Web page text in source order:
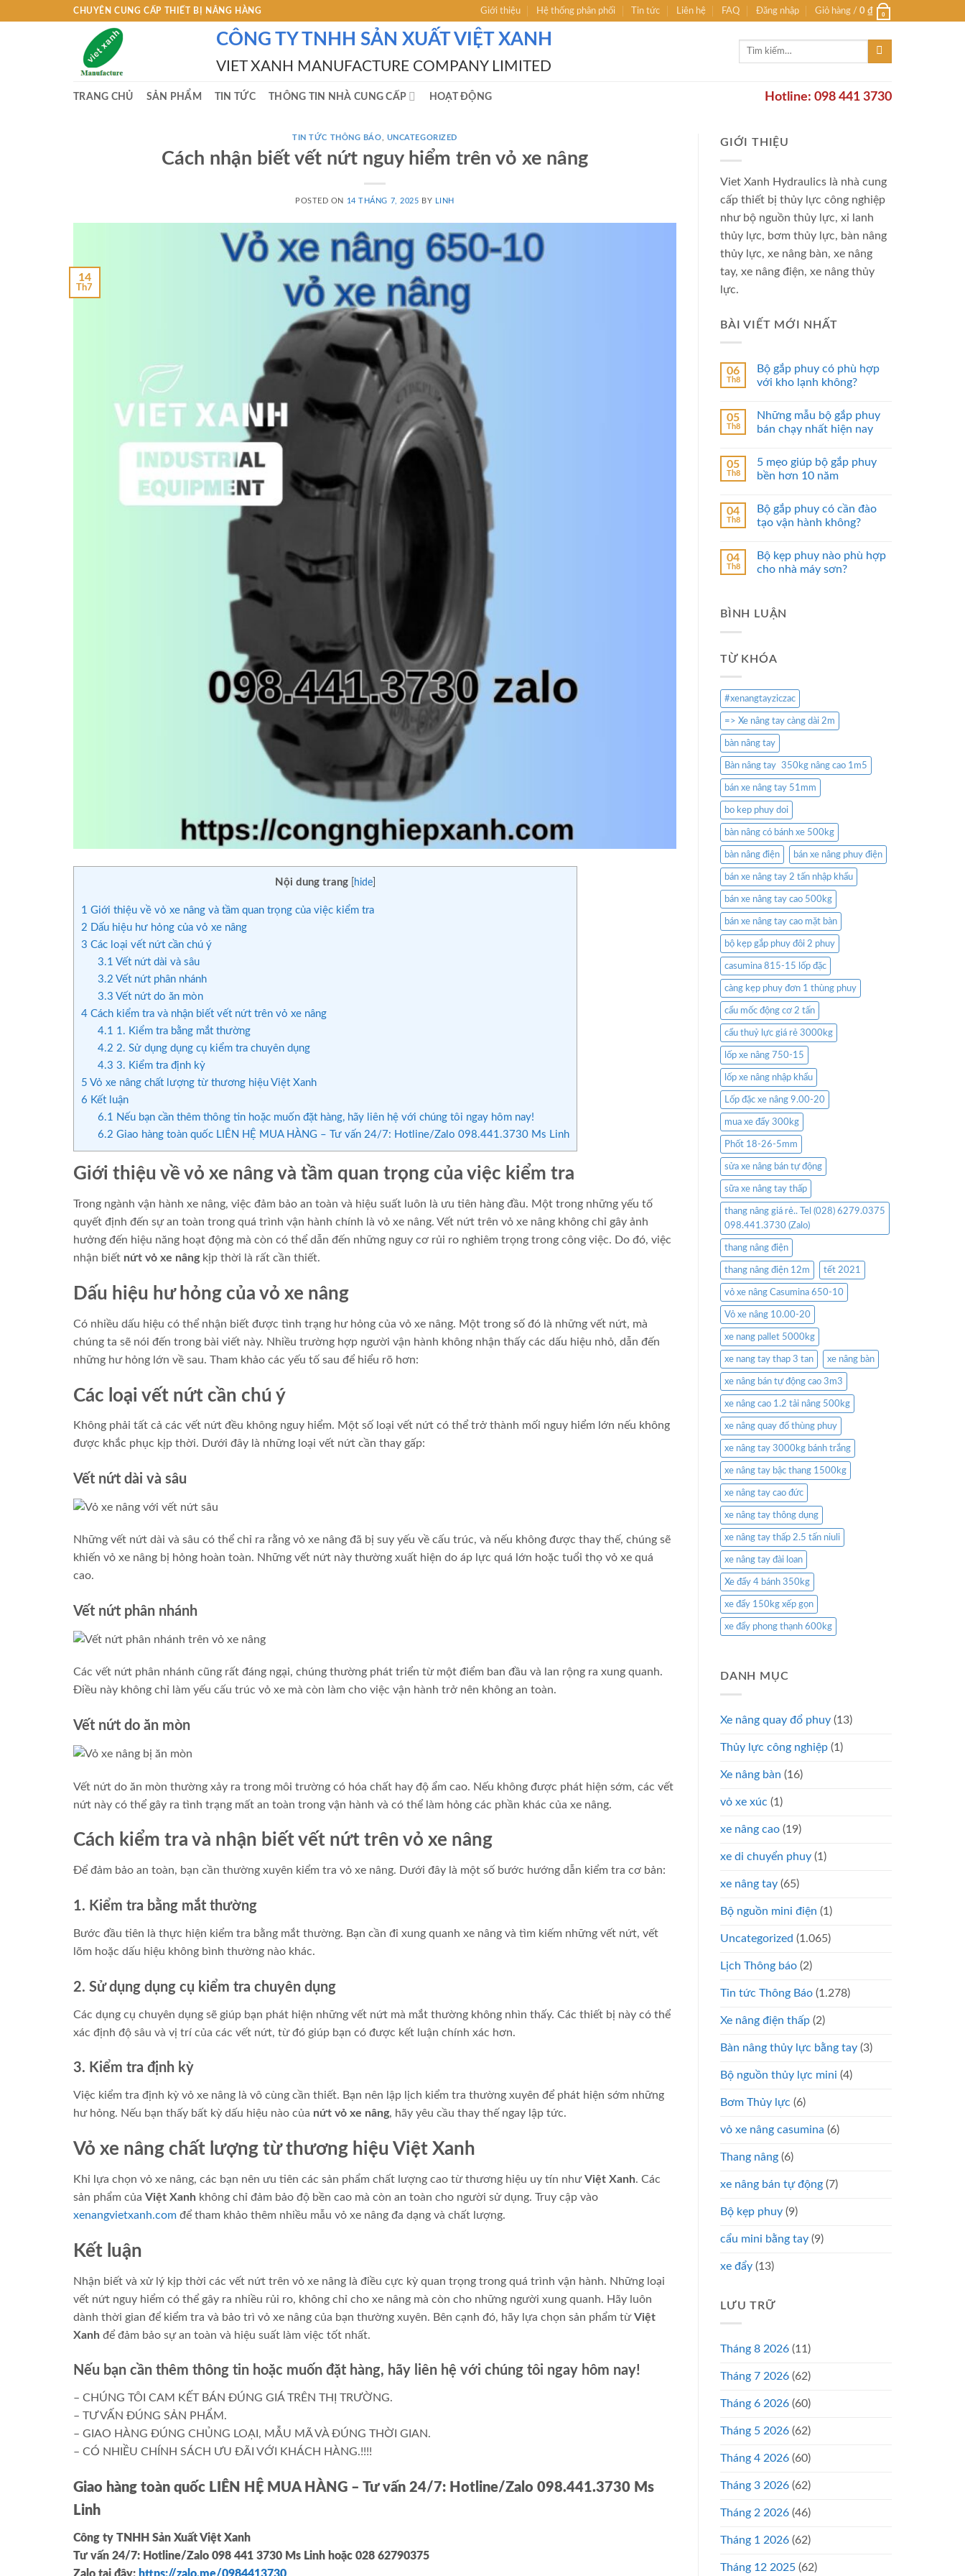
CHUYÊN CUNG CẤP THIẾT BỊ NÂNG HÀNG Giới thiệu Hệ thống phân phối Tin tức Liên hệ FAQ Đăng nhập Giỏ hàng / 0 ₫ 0
CÔNG TY TNHH SẢN XUẤT VIỆT XANH
VIET XANH MANUFACTURE COMPANY LIMITED
Tìm
TRANG CHỦ SẢN PHẨM TIN TỨC THÔNG TIN NHÀ CUNG CẤP HOẠT ĐỘNG Hotline: 098 441 3730
TIN TỨC THÔNG BÁO UNCATEGORIZED
Cách nhận biết vết nứt nguy hiểm trên vỏ xe nâng
POSTED ON 14 THÁNG 7, 2025 BY LINH
14
Th7
Nội dung trang hide
1 Giới thiệu về vỏ xe nâng và tầm quan trọng của việc kiểm tra
2 Dấu hiệu hư hỏng của vỏ xe nâng
3 Các loại vết nứt cần chú ý
3.1 Vết nứt dài và sâu
3.2 Vết nứt phân nhánh
3.3 Vết nứt do ăn mòn
4 Cách kiểm tra và nhận biết vết nứt trên vỏ xe nâng
4.1 1. Kiểm tra bằng mắt thường
4.2 2. Sử dụng dụng cụ kiểm tra chuyên dụng
4.3 3. Kiểm tra định kỳ
5 Vỏ xe nâng chất lượng từ thương hiệu Việt Xanh
6 Kết luận
6.1 Nếu bạn cần thêm thông tin hoặc muốn đặt hàng, hãy liên hệ với chúng tôi ngay hôm nay!
6.2 Giao hàng toàn quốc LIÊN HỆ MUA HÀNG – Tư vấn 24/7: Hotline/Zalo 098.441.3730 Ms Linh
Giới thiệu về vỏ xe nâng và tầm quan trọng của việc kiểm tra
Trong ngành vận hành xe nâng, việc đảm bảo an toàn và hiệu suất luôn là ưu tiên hàng đầu. Một trong những yếu tố
quyết định đến sự an toàn trong quá trình vận hành chính là vỏ xe nâng. Vết nứt trên vỏ xe nâng không chỉ gây ảnh
hưởng đến hiệu năng hoạt động mà còn có thể dẫn đến những nguy cơ rủi ro nghiêm trọng trong công việc. Do đó, việc
nhận biết nứt vỏ xe nângkịp thời là rất cần thiết.
Dấu hiệu hư hỏng của vỏ xe nâng
Có nhiều dấu hiệu có thể nhận biết được tình trạng hư hỏng của vỏ xe nâng. Một trong số đó là những vết nứt, mà
chúng ta sẽ nói đến trong bài viết này. Nhiều trường hợp người vận hành không nhận thấy các dấu hiệu nhỏ, dẫn đến
những hư hỏng lớn về sau. Tham khảo các yếu tố sau để hiểu rõ hơn:
Các loại vết nứt cần chú ý
Không phải tất cả các vết nứt đều không nguy hiểm. Một số loại vết nứt có thể trở thành mối nguy hiểm lớn nếu không
được khắc phục kịp thời. Dưới đây là những loại vết nứt cần thay gấp:
Vết nứt dài và sâu
Những vết nứt dài và sâu có thể chỉ ra rằng vỏ xe nâng đã bị suy yếu về cấu trúc, và nếu không được thay thế, chúng sẽ
khiến vỏ xe nâng bị hỏng hoàn toàn. Những vết nứt này thường xuất hiện do áp lực quá lớn hoặc tuổi thọ vỏ xe quá
cao.
Vết nứt phân nhánh
Các vết nứt phân nhánh cũng rất đáng ngại, chúng thường phát triển từ một điểm ban đầu và lan rộng ra xung quanh.
Điều này không chỉ làm yếu cấu trúc vỏ xe mà còn làm cho việc vận hành trở nên không an toàn.
Vết nứt do ăn mòn
Vết nứt do ăn mòn thường xảy ra trong môi trường có hóa chất hay độ ẩm cao. Nếu không được phát hiện sớm, các vết
nứt này có thể gây ra tình trạng mất an toàn trong vận hành và có thể làm hỏng các phần khác của xe nâng.
Cách kiểm tra và nhận biết vết nứt trên vỏ xe nâng
Để đảm bảo an toàn, bạn cần thường xuyên kiểm tra vỏ xe nâng. Dưới đây là một số bước hướng dẫn kiểm tra cơ bản:
1. Kiểm tra bằng mắt thường
Bước đầu tiên là thực hiện kiểm tra bằng mắt thường. Bạn cần đi xung quanh xe nâng và tìm kiếm những vết nứt, vết
lõm hoặc dấu hiệu không bình thường nào khác.
2. Sử dụng dụng cụ kiểm tra chuyên dụng
Các dụng cụ chuyên dụng sẽ giúp bạn phát hiện những vết nứt mà mắt thường không nhìn thấy. Các thiết bị này có thể
xác định độ sâu và vị trí của các vết nứt, từ đó giúp bạn có được kết luận chính xác hơn.
3. Kiểm tra định kỳ
Việc kiểm tra định kỳ vỏ xe nâng là vô cùng cần thiết. Bạn nên lập lịch kiểm tra thường xuyên để phát hiện sớm những
hư hỏng. Nếu bạn thấy bất kỳ dấu hiệu nào của nứt vỏ xe nâng, hãy yêu cầu thay thế ngay lập tức.
Vỏ xe nâng chất lượng từ thương hiệu Việt Xanh
Khi lựa chọn vỏ xe nâng, các bạn nên ưu tiên các sản phẩm chất lượng cao từ thương hiệu uy tín nhưViệt Xanh. Các
sản phẩm của Việt Xanh không chỉ đảm bảo độ bền cao mà còn an toàn cho người sử dụng. Truy cập vào
xenangvietxanh.com để tham khảo thêm nhiều mẫu vỏ xe nâng đa dạng và chất lượng.
Kết luận
Nhận biết và xử lý kịp thời các vết nứt trên vỏ xe nâng là điều cực kỳ quan trọng trong quá trình vận hành. Những loại
vết nứt nguy hiểm có thể gây ra nhiều rủi ro, không chỉ cho xe nâng mà còn cho những người xung quanh. Hãy luôn
dành thời gian để kiểm tra và bảo trì vỏ xe nâng của bạn thường xuyên. Bên cạnh đó, hãy lựa chọn sản phẩm từViệt
Xanh để đảm bảo sự an toàn và hiệu suất làm việc tốt nhất.
Nếu bạn cần thêm thông tin hoặc muốn đặt hàng, hãy liên hệ với chúng tôi ngay hôm nay!
– CHÚNG TÔI CAM KẾT BÁN ĐÚNG GIÁ TRÊN THỊ TRƯỜNG.
– TƯ VẤN ĐÚNG SẢN PHẨM.
– GIAO HÀNG ĐÚNG CHỦNG LOẠI, MẪU MÃ VÀ ĐÚNG THỜI GIAN.
– CÓ NHIỀU CHÍNH SÁCH ƯU ĐÃI VỚI KHÁCH HÀNG.!!!!
Giao hàng toàn quốc LIÊN HỆ MUA HÀNG – Tư vấn 24/7: Hotline/Zalo 098.441.3730 Ms
Linh
Công ty TNHH Sản Xuất Việt Xanh
Tư vấn 24/7: Hotline/Zalo 098 441 3730 Ms Linh hoặc 028 62790375
GIỚI THIỆU
Viet Xanh Hydraulics là nhà cung
cấp thiết bị thủy lực công nghiệp
như bộ nguồn thủy lực, xi lanh
thủy lực, bơm thủy lực, bàn nâng
thủy lực, xe nâng bàn, xe nâng
tay, xe nâng điện, xe nâng thủy
lực.
BÀI VIẾT MỚI NHẤT
06
Th8
Bộ gắp phuy có phù hợp
với kho lạnh không?
05
Th8
Những mẫu bộ gắp phuy
bán chạy nhất hiện nay
05
Th8
5 mẹo giúp bộ gắp phuy
bền hơn 10 năm
04
Th8
Bộ gắp phuy có cần đào
tạo vận hành không?
04
Th8
Bộ kẹp phuy nào phù hợp
cho nhà máy sơn?
BÌNH LUẬN
TỪ KHÓA
#xenangtayziczac
=> Xe nâng tay càng dài 2m
bàn nâng tay
Bàn nâng tay 350kg nâng cao 1m5
bán xe nâng tay 51mm
bo kep phuy doi
bàn nâng có bánh xe 500kg
bàn nâng điện bán xe nâng phuy điện
bán xe nâng tay 2 tấn nhập khẩu
bán xe nâng tay cao 500kg
bán xe nâng tay cao mặt bàn
bộ kẹp gắp phuy đôi 2 phuy
casumina 815-15 lốp đặc
càng kẹp phuy đơn 1 thùng phuy
cẩu mốc động cơ 2 tấn
cẩu thuỷ lực giá rẻ 3000kg
lốp xe nâng 750-15
lốp xe nâng nhập khẩu
Lốp đặc xe nâng 9.00-20
mua xe đẩy 300kg
Phốt 18-26-5mm
sửa xe nâng bán tự động
sữa xe nâng tay thấp
thang nâng giá rẻ.. Tel (028) 6279.0375
098.441.3730 (Zalo)
thang nâng điện
thang nâng điện 12m tết 2021
vỏ xe nâng Casumina 650-10
Vỏ xe nâng 10.00-20
xe nang pallet 5000kg
xe nang tay thap 3 tan xe nâng bàn
xe nâng bán tự động cao 3m3
xe nâng cao 1.2 tải nâng 500kg
xe nâng quay đổ thùng phuy
xe nâng tay 3000kg bánh trắng
xe nâng tay bậc thang 1500kg
xe nâng tay cao đức
xe nâng tay thông dụng
xe nâng tay thấp 2.5 tấn niuli
xe nâng tay đài loan
Xe đẩy 4 bánh 350kg
xe đẩy 150kg xếp gọn
xe đẩy phong thạnh 600kg
DANH MỤC
Xe nâng quay đổ phuy (13)
Thủy lực công nghiệp (1)
Xe nâng bàn (16)
vỏ xe xúc (1)
xe nâng cao (19)
xe di chuyển phuy (1)
xe nâng tay (65)
Bộ nguồn mini điện (1)
Uncategorized (1.065)
Lịch Thông báo (2)
Tin tức Thông Báo (1.278)
Xe nâng điện thấp (2)
Bàn nâng thủy lực bằng tay (3)
Bộ nguồn thủy lực mini (4)
Bơm Thủy lực (6)
vỏ xe nâng casumina (6)
Thang nâng (6)
xe nâng bán tự động (7)
Bộ kẹp phuy (9)
cẩu mini bằng tay (9)
xe đẩy (13)
LƯU TRỮ
Tháng 8 2026 (11)
Tháng 7 2026 (62)
Tháng 6 2026 (60)
Tháng 5 2026 (62)
Tháng 4 2026 (60)
Tháng 3 2026 (62)
Tháng 2 2026 (46)
Tháng 1 2026 (62)
Tháng 12 2025 (62)